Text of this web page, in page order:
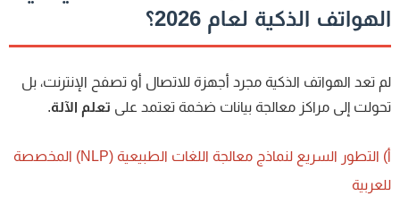
الذكية لعام 2026؟
تعد الهواتف الذكية مجرد أجهزة للاتصال أو تصفح الإنترنت، بل
إلى مراكز معالجة بيانات ضخمة تعتمد علىتعلم الآلة.
أ) التطور السريع لنماذج معالجة اللغات الطبيعية (NLP) المخصصة